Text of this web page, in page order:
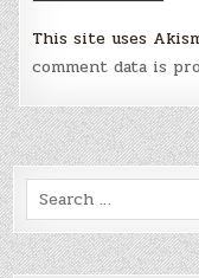
This site uses
comment data is
Search
for: